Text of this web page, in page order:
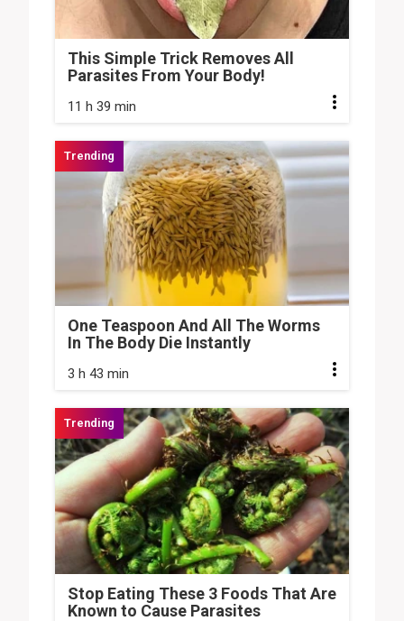
This Simple Trick Removes All
Parasites From Your Body!
11 h 39 min
One Teaspoon And All The Worms
In The Body Die Instantly
3 h 43 min
Stop Eating These 3 Foods That Are
Known to Cause Parasites